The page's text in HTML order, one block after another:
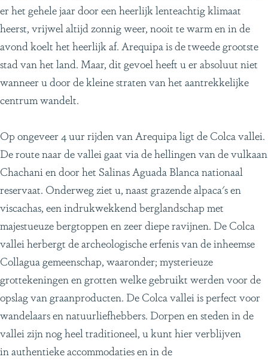
er het gehele jaar door een heerlijk lenteachtig klimaat
heerst, vrijwel altijd zonnig weer, nooit te warm en in de
avond koelt het heerlijk af. Arequipa is de tweede grootste
stad van het land. Maar, dit gevoel heeft u er absoluut niet
wanneer u door de kleine straten van het aantrekkelijke
centrum wandelt.
Op ongeveer 4 uur rijden van Arequipa ligt de Colca vallei.
De route naar de vallei gaat via de hellingen van de vulkaan
Chachani en door het Salinas Aguada Blanca nationaal
reservaat. Onderweg ziet u, naast grazende alpaca's en
viscachas, een indrukwekkend berglandschap met
majestueuze bergtoppen en zeer diepe ravijnen. De Colca
vallei herbergt de archeologische erfenis van de inheemse
Collagua gemeenschap, waaronder; mysterieuze
grottekeningen en grotten welke gebruikt werden voor de
opslag van graanproducten. De Colca vallei is perfect voor
wandelaars en natuurliefhebbers. Dorpen en steden in de
vallei zijn nog heel traditioneel, u kunt hier verblijven
in authentieke accommodaties en in de